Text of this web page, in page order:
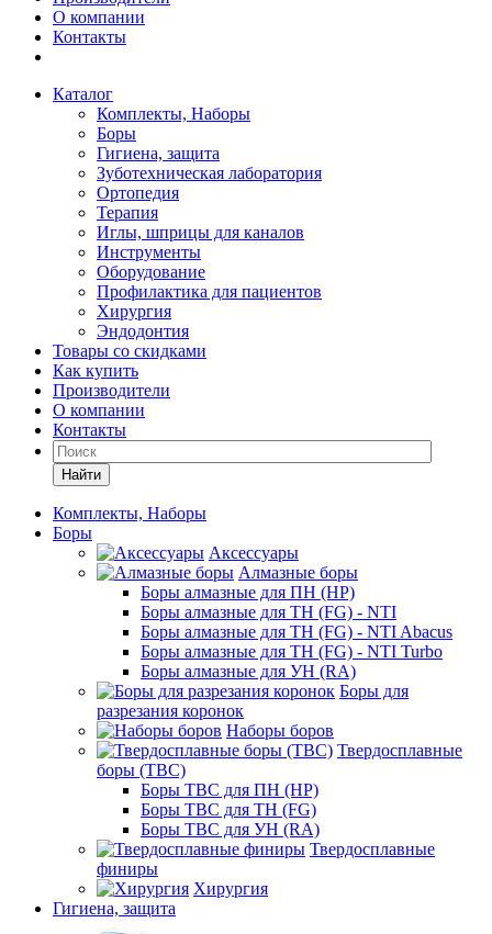
О компании
Контакты
Каталог
Комплекты, Наборы
Боры
Гигиена, защита
Зуботехническая лаборатория
Ортопедия
Терапия
Иглы, шприцы для каналов
Инструменты
Оборудование
Профилактика для пациентов
Хирургия
Эндодонтия
Товары со скидками
Как купить
Производители
О компании
Контакты
Найти
Комплекты, Наборы
Боры
Аксессуары
Алмазные боры
Боры алмазные для ПН (HP)
Боры алмазные для ТН (FG) - NTI
Боры алмазные для ТН (FG) - NTI Abacus
Боры алмазные для ТН (FG) - NTI Turbo
Боры алмазные для УН (RA)
Боры для
разрезания коронок
Наборы боров
Твердосплавные
боры (ТВС)
Боры ТВС для ПН (HP)
Боры ТВС для ТН (FG)
Боры ТВС для УН (RA)
Твердосплавные
финиры
Хирургия
Гигиена, защита